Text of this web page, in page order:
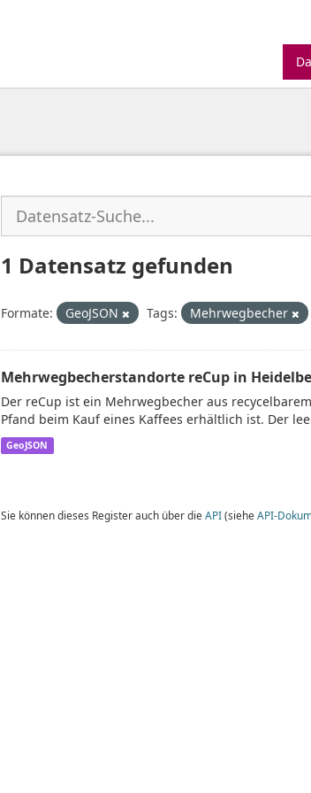
1 Datensatz gefunden
Formate: GeoJSON Tags: Mehrwegbecher
Mehrwegbecherstandorte reCup in
Der reCup ist ein Mehrwegbecher aus
Pfand beim Kauf eines Kaffees erhältlich ist. Der
GeoJSON
Sie können dieses Register auch über die API(siehe API-